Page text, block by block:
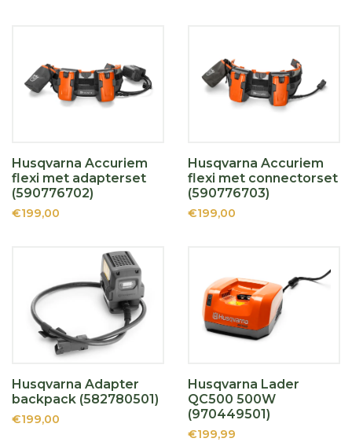
Husqvarna Accuriem
flexi met adapterset
(590776702)
€199,00
Husqvarna Accuriem
flexi met connectorset
(590776703)
€199,00
Husqvarna Adapter
backpack (582780501)
€199,00
Husqvarna Lader
QC500 500W
(970449501)
€199,99